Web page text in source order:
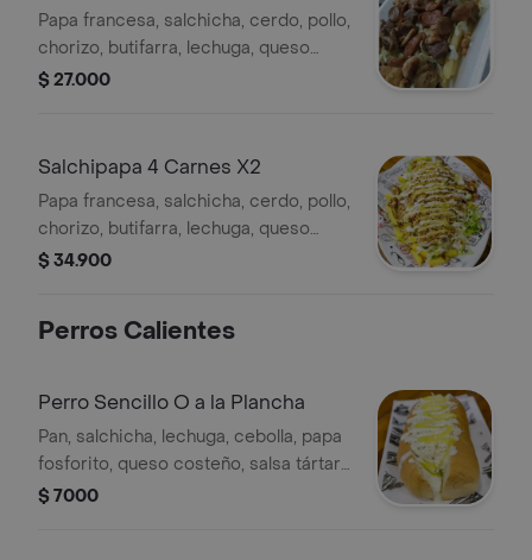
Papa francesa, salchicha, cerdo, pollo,
chorizo, butifarra, lechuga, queso
costeño, salsa tártara, salsa de piña y
$ 27.000
Salchipapa 4 Carnes X2
Papa francesa, salchicha, cerdo, pollo,
chorizo, butifarra, lechuga, queso
costeño, salsa tártara, salsa de piña y
$ 34.900
Perros Calientes
Perro Sencillo O a la Plancha
Pan, salchicha, lechuga, cebolla, papa
fosforito, queso costeño, salsa tártara
y salsa de piña.
$ 7000